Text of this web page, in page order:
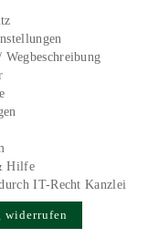
Wegbeschreibung
Hilfe
IT-Recht Kanzlei
widerrufen